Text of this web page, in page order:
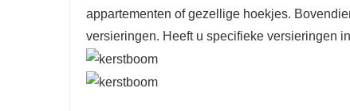
appartementen of gezellige hoekjes.
versieringen. Heeft u specifieke versieringen